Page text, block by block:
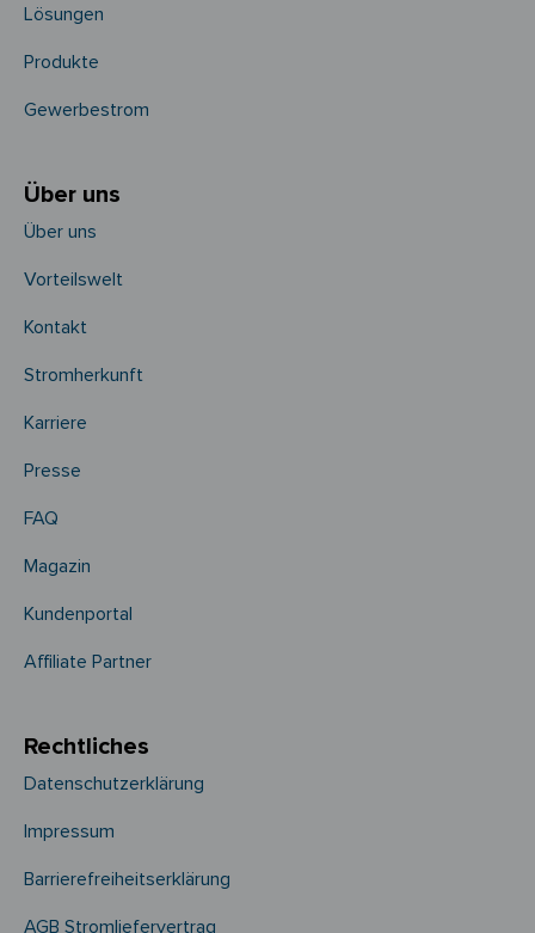
Lösungen
Produkte
Gewerbestrom
Über uns
Über uns
Vorteilswelt
Kontakt
Stromherkunft
Karriere
Presse
FAQ
Magazin
Kundenportal
Affiliate Partner
Rechtliches
Datenschutzerklärung
Impressum
Barrierefreiheitserklärung
AGB Stromliefervertrag